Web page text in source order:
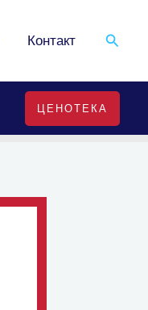
Контакт Search
ЦЕНОТЕКА